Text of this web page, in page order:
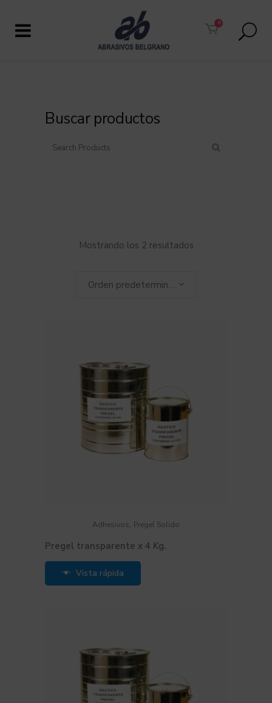
0
Buscar productos
Mostrando los 2 resultados
Orden predeterminado
Adhesivos, Pregel Solido
Pregel transparente x 4 Kg.
Vista rápida